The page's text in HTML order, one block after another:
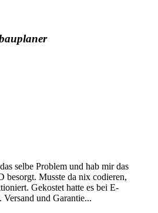
selbe Problem und hab mir das
besorgt. Musste da nix codieren,
Gekostet hatte es bei E-
und Garantie...